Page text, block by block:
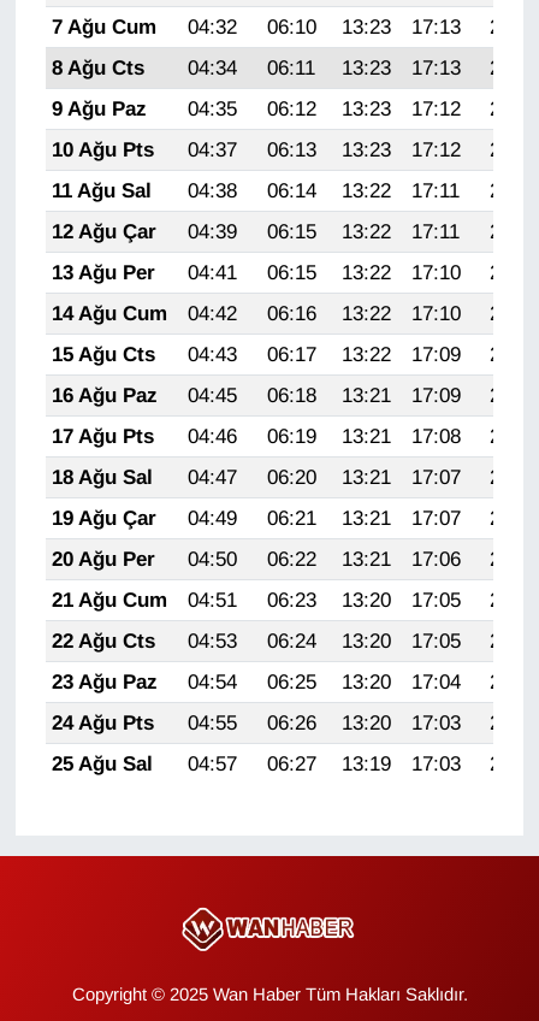
7 Ağu Cum
04:32 06:10 13:23 17:13
20:26
8 Ağu Cts
04:34 06:11 13:23 17:13
20:25
9 Ağu Paz
04:35 06:12 13:23 17:12
20:24
10 Ağu Pts
04:37 06:13 13:23 17:12
20:22
11 Ağu Sal
04:38 06:14 13:22 17:11
20:21
12 Ağu Çar
04:39 06:15 13:22 17:11
20:20
13 Ağu Per
04:41 06:15 13:22 17:10
20:19
14 Ağu Cum
04:42 06:16 13:22 17:10
20:17
15 Ağu Cts
04:43 06:17 13:22 17:09
20:16
16 Ağu Paz
04:45 06:18 13:21 17:09
20:15
17 Ağu Pts
04:46 06:19 13:21 17:08
20:13
18 Ağu Sal
04:47 06:20 13:21 17:07
20:12
19 Ağu Çar
04:49 06:21 13:21 17:07
20:11
20 Ağu Per
04:50 06:22 13:21 17:06
20:09
21 Ağu Cum
04:51 06:23 13:20 17:05
20:08
22 Ağu Cts
04:53 06:24 13:20 17:05
20:06
23 Ağu Paz
04:54 06:25 13:20 17:04
20:05
24 Ağu Pts
04:55 06:26 13:20 17:03
20:04
25 Ağu Sal
04:57 06:27 13:19 17:03 20:02
Copyright © 2025 Wan Haber Tüm Hakları Saklıdır.
Sinema - TV
SİYASET
SPOR
TEBRİK
TEKNOLOJİ
Turizm
VAN'DA SPOR
Vasıta
YAŞAM
YEREL